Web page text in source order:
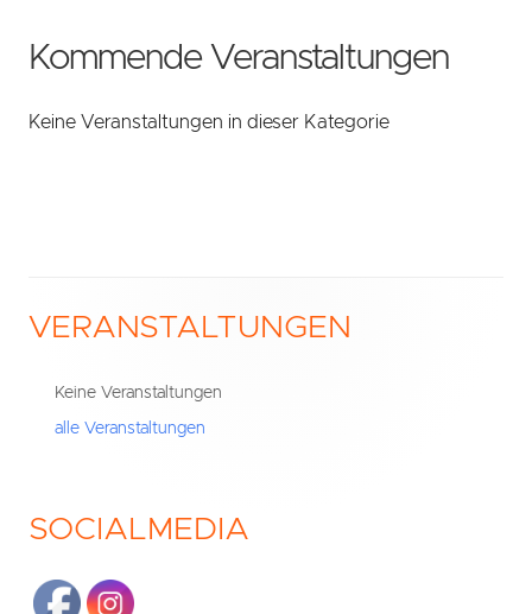
Kommende Veranstaltungen
Keine Veranstaltungen in dieser Kategorie
Haupt-
Seitenleiste
VERANSTALTUNGEN
Keine Veranstaltungen
alle Veranstaltungen
SOCIALMEDIA